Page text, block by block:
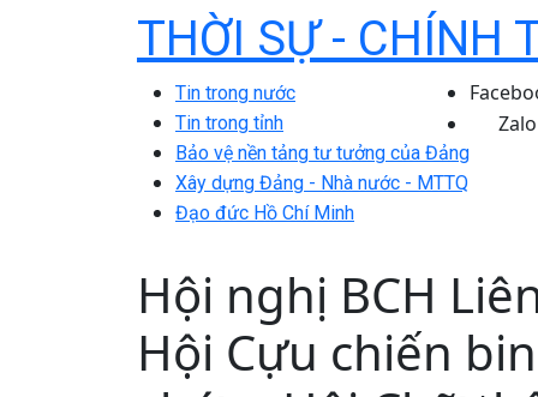
THỜI SỰ - CHÍNH
Tin trong nước
Tin trong tỉnh
Bảo vệ nền tảng tư tưởng của Đảng
Xây dựng Đảng - Nhà nước - MTTQ
Đạo đức Hồ Chí Minh
Zalo
Hội nghị BCH
Hội Cựu chiến